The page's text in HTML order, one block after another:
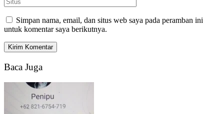
Simpan nama, email, dan situs web saya pada peramban ini
untuk komentar saya berikutnya.
Baca Juga